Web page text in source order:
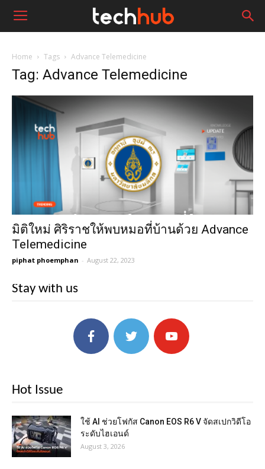
Home Tags Advance Telemedicine
Tag: Advance Telemedicine
มิติใหม่ ศิริราชให้พบหมอที่บ้านด้วย Advance
Telemedicine
piphat phoemphan - August 22, 2023
Stay with us
Hot Issue
ใช้ AI ช่วยโฟกัส Canon EOS R6 V จัดสเปกวิดีโอ
ระดับไฮเอนด์
August 3, 2026